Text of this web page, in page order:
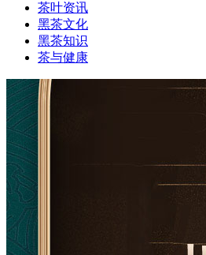
茶叶资讯
黑茶文化
黑茶知识
茶与健康